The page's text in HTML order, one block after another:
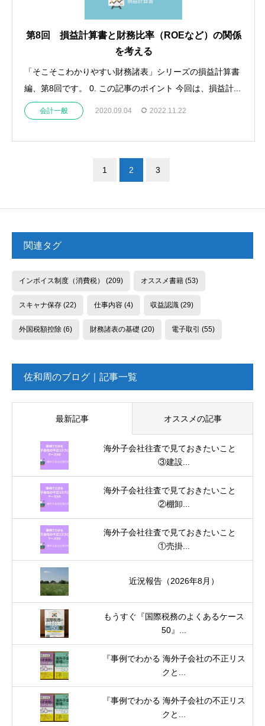
第8回 損益計算書と財務比率（ROEなど）の関係
を考える
「そこそこわかりやすい財務諸表」シリーズの損益計算書
編、第8回です。 0. この記事のポイント 今回は、損益計...
会計一般 2020.09.04 2022.11.22
1 2 3
関連タグ
インボイス制度（消費税） (209) オススメ書籍(53)
スキャナ保存(22) 仕事内容(4) 収益認識 (29)
外国税額控除(6) 財務諸表の基礎 (20) 電子取引 (55)
佐和周のブログ｜記事一覧
最新記事 オススメの記事
海外子会社往査で見ておきたいこと
③建設...
海外子会社往査で見ておきたいこと
②棚卸...
海外子会社往査で見ておきたいこと
①売掛...
近況報告（2026年8月）
もうすぐ『国際税務のよくあるケース
50』...
『事例でわかる 海外子会社の不正リス
クと...
『事例でわかる 海外子会社の不正リス
クと...